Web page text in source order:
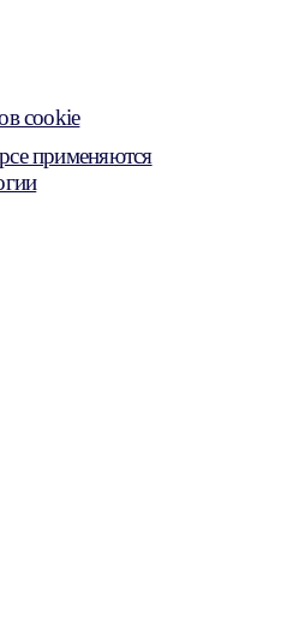
cookie
применяются